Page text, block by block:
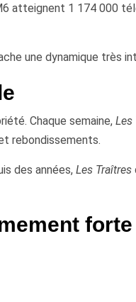
atteignent 1 174 000
une dynamique très
Chaque semaine, Les
rebondissements.
des années, Les Traîtres
forte